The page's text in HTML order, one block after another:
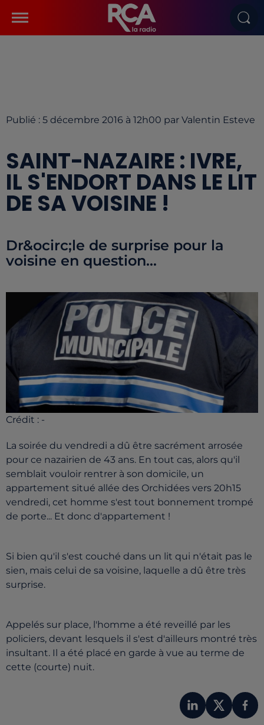
Publié : 5 décembre 2016 à 12h00 par Valentin Esteve
SAINT-NAZAIRE : IVRE,
IL S'ENDORT DANS LE LIT
DE SA VOISINE !
Dr&ocirc;le de surprise pour la
voisine en question...
Crédit : -
La soirée du vendredi a dû être sacrément arrosée
pour ce nazairien de 43 ans. En tout cas, alors qu'il
semblait vouloir rentrer à son domicile, un
appartement situé allée des Orchidées vers 20h15
vendredi, cet homme s'est tout bonnement trompé
de porte... Et donc d'appartement !
Si bien qu'il s'est couché dans un lit qui n'était pas le
sien, mais celui de sa voisine, laquelle a dû être très
surprise.
Appelés sur place, l'homme a été reveillé par les
policiers, devant lesquels il s'est d'ailleurs montré très
insultant. Il a été placé en garde à vue au terme de
cette (courte) nuit.